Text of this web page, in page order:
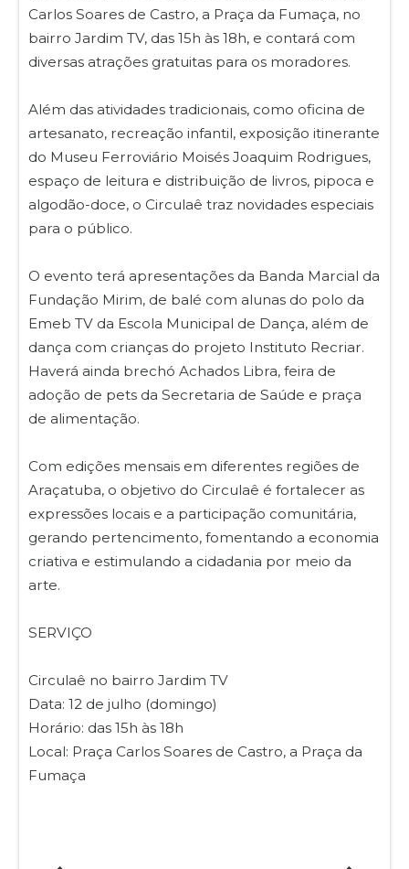
Carlos Soares de Castro, a Praça da Fumaça, no
bairro Jardim TV, das 15h às 18h, e contará com
diversas atrações gratuitas para os moradores.
Além das atividades tradicionais, como oficina de
artesanato, recreação infantil, exposição itinerante
do Museu Ferroviário Moisés Joaquim Rodrigues,
espaço de leitura e distribuição de livros, pipoca e
algodão-doce, o Circulaê traz novidades especiais
para o público.
O evento terá apresentações da Banda Marcial da
Fundação Mirim, de balé com alunas do polo da
Emeb TV da Escola Municipal de Dança, além de
dança com crianças do projeto Instituto Recriar.
Haverá ainda brechó Achados Libra, feira de
adoção de pets da Secretaria de Saúde e praça
de alimentação.
Com edições mensais em diferentes regiões de
Araçatuba, o objetivo do Circulaê é fortalecer as
expressões locais e a participação comunitária,
gerando pertencimento, fomentando a economia
criativa e estimulando a cidadania por meio da
arte.
SERVIÇO
Circulaê no bairro Jardim TV
Data: 12 de julho (domingo)
Horário: das 15h às 18h
Local: Praça Carlos Soares de Castro, a Praça da
Fumaça